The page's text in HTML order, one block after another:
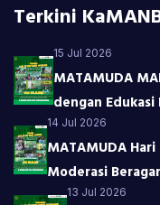
Terkini
15 Jul 2026
MATAMUDA
dengan
14 Jul 2026
MATAMUDA
Moderasi
13 Jul 2026